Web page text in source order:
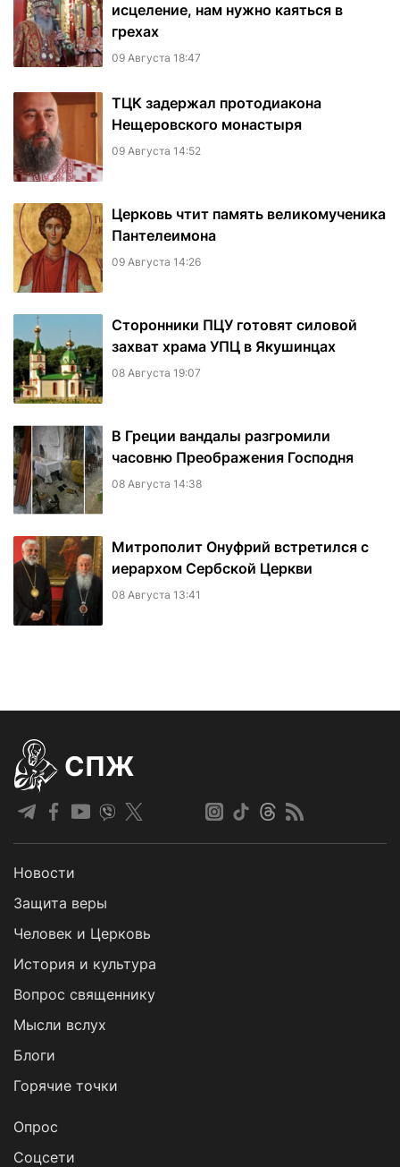
исцеление, нам нужно каяться в
грехах
09 Августа 18:47
ТЦК задержал протодиакона
Нещеровского монастыря
09 Августа 14:52
Церковь чтит память великомученика
Пантелеимона
09 Августа 14:26
Сторонники ПЦУ готовят силовой
захват храма УПЦ в Якушинцах
08 Августа 19:07
В Греции вандалы разгромили
часовню Преображения Господня
08 Августа 14:38
Митрополит Онуфрий встретился с
иерархом Сербской Церкви
08 Августа 13:41
СПЖ
Новости
Защита веры
Человек и Церковь
История и культура
Вопрос священнику
Мысли вслух
Блоги
Горячие точки
Опрос
Cоцсети